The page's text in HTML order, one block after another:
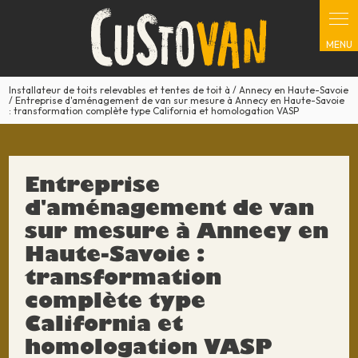
Installateur de toits relevables et tentes de toit à / Annecy en Haute-Savoie
/ Entreprise d'aménagement de van sur mesure à Annecy en Haute-Savoie
: transformation complète type California et homologation VASP
Entreprise
d'aménagement de van
sur mesure à Annecy en
Haute-Savoie :
transformation
complète type
California et
homologation VASP
Panneau de gestion des cookies